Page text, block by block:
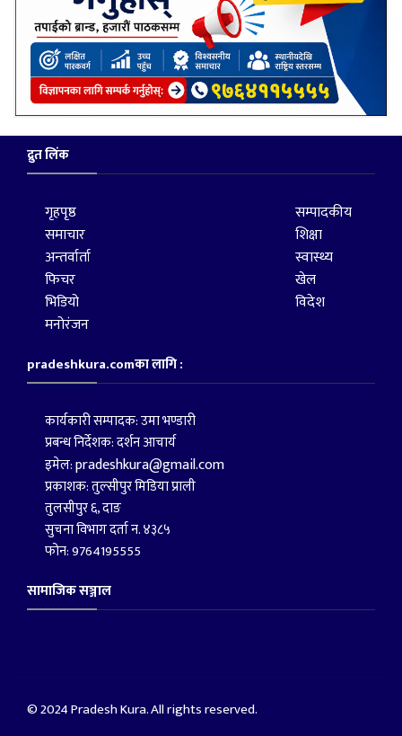
द्रुत लिंक
गृहपृष्ठ
समाचार
अन्तर्वार्ता
फिचर
भिडियो
मनोरंजन
सम्पादकीय
शिक्षा
स्वास्थ्य
खेल
विदेश
pradeshkura.comका लागि :
कार्यकारी सम्पादक: उमा भण्डारी
प्रबन्ध निर्देशक: दर्शन आचार्य
इमेल:pradeshkura@gmail.com
प्रकाशक: तुल्सीपुर मिडिया प्राली
तुलसीपुर ६, दाङ
सुचना विभाग दर्ता न. ४३८५
फोन: 9764195555
सामाजिक सञ्जाल
© 2024 Pradesh Kura. All rights reserved.